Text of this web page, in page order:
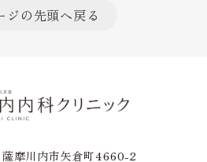
ジの先頭へ戻る
摩川内市矢倉町4660-2